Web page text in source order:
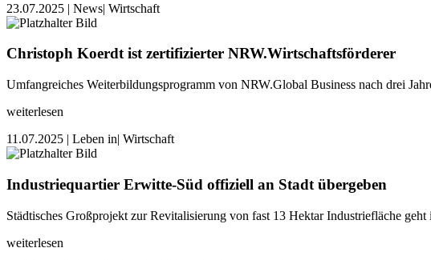
23.07.2025 | News| Wirtschaft
Christoph Koerdt ist zertifizierter NRW.Wirtschaftsförderer
Umfangreiches Weiterbildungsprogramm von NRW.Global Business nach drei
weiterlesen
11.07.2025 | Leben in| Wirtschaft
Industriequartier Erwitte-Süd offiziell an Stadt übergeben
Städtisches Großprojekt zur Revitalisierung von fast 13 Hektar Industriefläche
weiterlesen